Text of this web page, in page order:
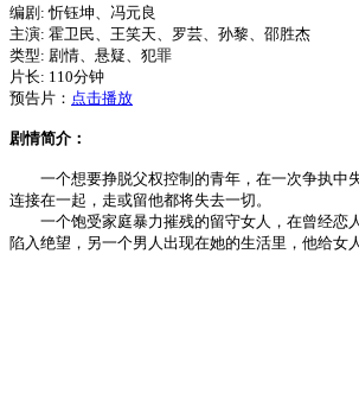
编剧: 忻钰坤、冯元良
主演: 霍卫民、王笑天、罗芸、孙黎、邵胜杰
类型: 剧情、悬疑、犯罪
片长: 110分钟
预告片： 点击播放
剧情简介：
一个想要挣脱父权控制的青年，在一次争执中失
连接在一起，走或留他都将失去一切。
一个饱受家庭暴力摧残的留守女人，在曾经恋人
陷入绝望，另一个男人出现在她的生活里，他给女